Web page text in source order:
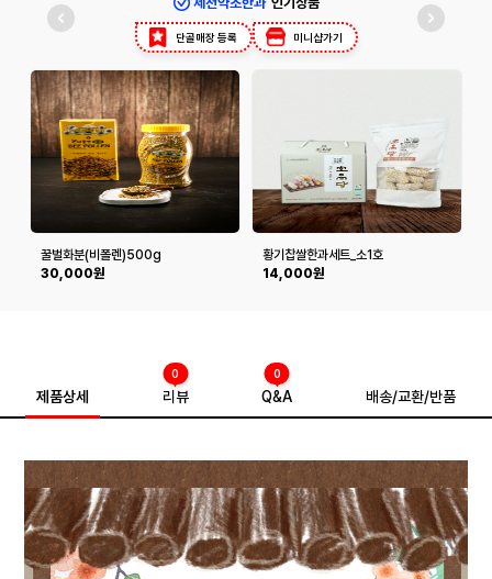
단골매장 등록 미니샵가기
꿀벌화분(비폴렌)500g
30,000원
황기찹쌀한과세트_소1호
14,000원
제품상세 리뷰
0
Q&A
0
배송/교환/반품